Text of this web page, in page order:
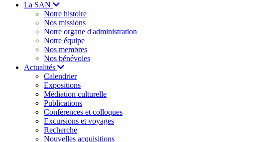
La SAN
Notre histoire
Nos missions
Notre organe d'administration
Notre équipe
Nos membres
Nos bénévoles
Actualités
Calendrier
Expositions
Médiation culturelle
Publications
Conférences et colloques
Excursions et voyages
Recherche
Nouvelles acquisitions